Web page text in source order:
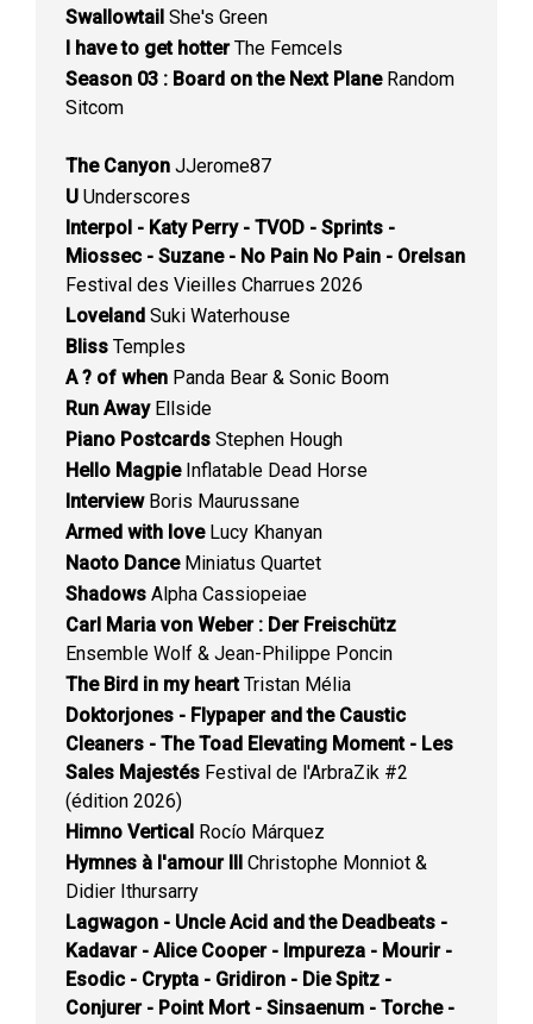
Swallowtail She's Green
I have to get hotterThe Femcels
Season 03 : Board on the Next PlaneRandom
Sitcom
The Canyon JJerome87
U Underscores
Interpol - Katy Perry - TVOD - Sprints -
Miossec - Suzane - No Pain No Pain - Orelsan
Festival des Vieilles Charrues 2026
Loveland Suki Waterhouse
Bliss Temples
A ? of when Panda Bear & Sonic Boom
Run AwayEllside
Piano Postcards Stephen Hough
Hello MagpieInflatable Dead Horse
InterviewBoris Maurussane
Armed with loveLucy Khanyan
Naoto DanceMiniatus Quartet
Shadows Alpha Cassiopeiae
Carl Maria von Weber : Der Freischütz
Ensemble Wolf & Jean-Philippe Poncin
The Bird in my heartTristan Mélia
Doktorjones - Flypaper and the Caustic
Cleaners - The Toad Elevating Moment - Les
Sales Majestés Festival de l'ArbraZik #2
(édition 2026)
Himno Vertical Rocío Márquez
Hymnes à l'amour III Christophe Monniot &
Didier Ithursarry
Lagwagon - Uncle Acid and the Deadbeats -
Kadavar - Alice Cooper - Impureza - Mourir -
Esodic - Crypta - Gridiron - Die Spitz -
Conjurer - Point Mort - Sinsaenum - Torche -